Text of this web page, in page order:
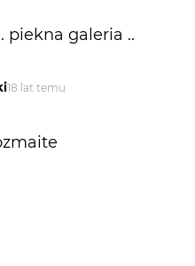
piekna galeria ..
18 lat temu